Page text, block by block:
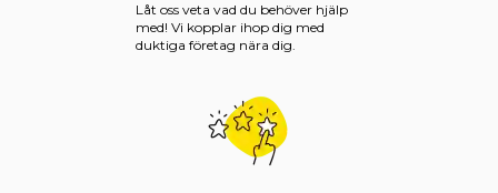
Låt oss veta vad du behöver hjälp
med! Vi kopplar ihop dig med
duktiga företag nära dig.